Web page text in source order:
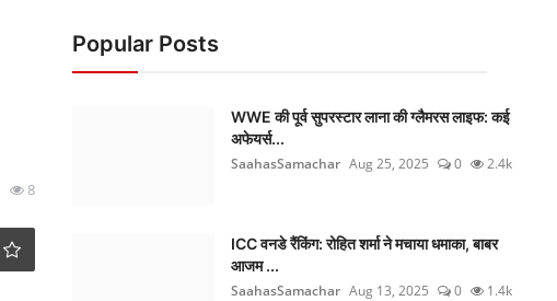
8
Popular Posts
WWE की पूर्व सुपरस्टार लाना की ग्लैमरस लाइफ: कई
अफेयर्स...
SaahasSamachar Aug 25, 2025 0 2.4k
ICC वनडे रैंकिंग: रोहित शर्मा ने मचाया धमाका, बाबर
आजम ...
SaahasSamachar Aug 13, 2025 0 1.4k